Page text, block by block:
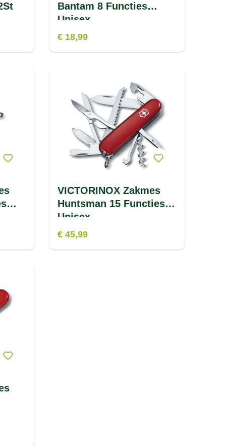
Bantam 8 Functies
Unisex
€ 18,99
VICTORINOX Zakmes
Huntsman 15 Functies
Unisex
€ 45,99